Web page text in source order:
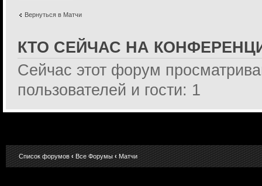
Вернуться в Матчи
КТО СЕЙЧАС НА
Сейчас этот форум
пользователей и гости: 1
Список форумов ‹ Все Форумы ‹ Матчи